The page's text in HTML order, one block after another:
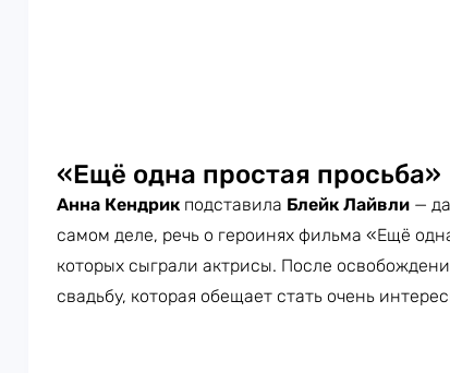
«Ещё одна простая просьба»
Анна Кендрик подставила Блейк Лайвли —
самом деле, речь о героинях фильма «Ещё
которых сыграли актрисы. После
свадьбу, которая обещает стать очень